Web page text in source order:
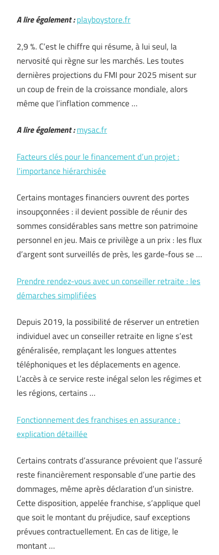
A lire également :playboystore.fr
2,9 %. C’est le chiffre qui résume, à lui seul, la
nervosité qui règne sur les marchés. Les toutes
dernières projections du FMI pour 2025 misent sur
un coup de frein de la croissance mondiale, alors
même que l’inflation commence …
A lire également :mysac.fr
Facteurs clés pour le financement d’un projet :
l’importance hiérarchisée
Certains montages financiers ouvrent des portes
insoupçonnées : il devient possible de réunir des
sommes considérables sans mettre son patrimoine
personnel en jeu. Mais ce privilège a un prix : les flux
d’argent sont surveillés de près, les garde-fous se …
Prendre rendez-vous avec un conseiller retraite : les
démarches simplifiées
Depuis 2019, la possibilité de réserver un entretien
individuel avec un conseiller retraite en ligne s’est
généralisée, remplaçant les longues attentes
téléphoniques et les déplacements en agence.
L’accès à ce service reste inégal selon les régimes et
les régions, certains …
Fonctionnement des franchises en assurance :
explication détaillée
Certains contrats d’assurance prévoient que l’assuré
reste financièrement responsable d’une partie des
dommages, même après déclaration d’un sinistre.
Cette disposition, appelée franchise, s’applique quel
que soit le montant du préjudice, sauf exceptions
prévues contractuellement. En cas de litige, le
montant …